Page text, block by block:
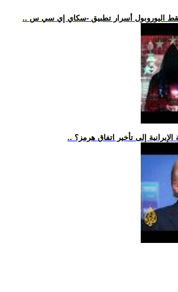
اليوروبول أسرار تطبيق -سكاي إي سي س
الإيرانية إلى تأخير اتفاق هرمز؟